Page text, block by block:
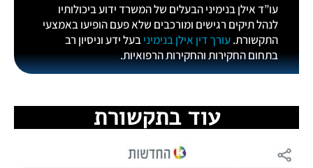
עו”ד אילן בנימיני הבעלים של המשרד ידוע ביכולותיו
לנהל תיקים רגישים ומורכבים שלא פעם הופיעו באמצעי
התקשורת.עורך דין אילן בנימיניבעל ידע וניסיון רב
בתחום החקירות והחקירות הרפואיות.
עוד בתקשורת